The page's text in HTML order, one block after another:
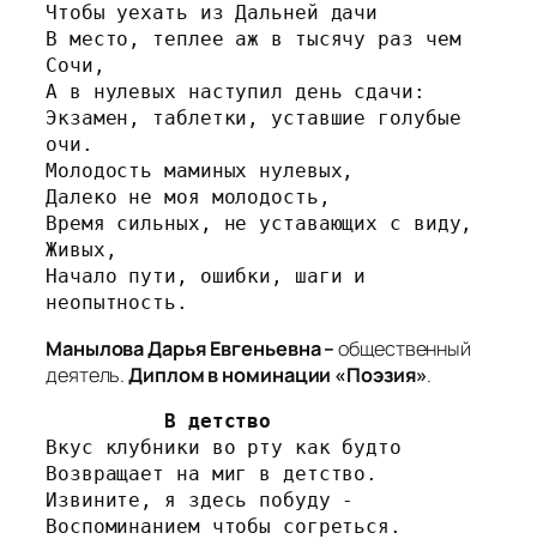
Чтобы уехать из Дальней дачи
В место, теплее аж в тысячу раз чем
Сочи,
А в нулевых наступил день сдачи:
Экзамен, таблетки, уставшие голубые
очи.
Молодость маминых нулевых,
Далеко не моя молодость,
Время сильных, не уставающих с виду,
Живых,
Начало пути, ошибки, шаги и
неопытность.
Манылова Дарья Евгеньевна –общественный
деятель.Диплом в номинации «Поэзия».
В детство
Вкус клубники во рту как будто
Возвращает на миг в детство.
Извините, я здесь побуду -
Воспоминанием чтобы согреться.